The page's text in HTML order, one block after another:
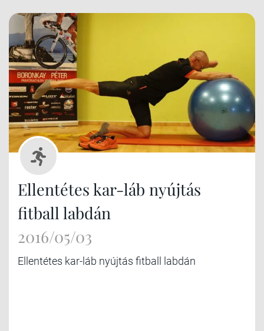
Ellentétes kar-láb nyújtás
fitball labdán
2016/05/03
Ellentétes kar-láb nyújtás fitball labdán